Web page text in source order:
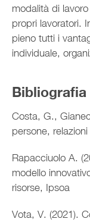
modalità di
propri lavoratori.
pieno tutti i
individuale,
Bibliografia
Costa, G.,
persone,
Rapacciuolo A.
modello
risorse, Ipsoa
Vota, V. (2021).